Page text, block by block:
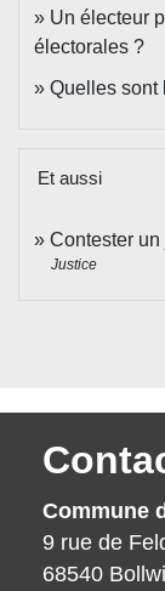
Un électeur
électorales ?
Quelles sont
Et aussi
Contester
Justice
Commune
9 rue de
68540